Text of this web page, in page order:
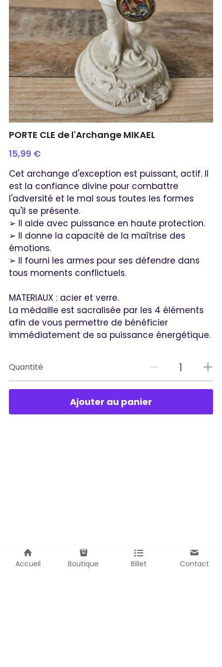
PORTE CLE de l'Archange MIKAEL
15,99 €
Cet archange d'exception est puissant, actif. Il
est la confiance divine pour combattre
l'adversité et le mal sous toutes les formes
qu'il se présente.
➢ Il aide avec puissance en haute protection.
➢ Il donne la capacité de la maîtrise des
émotions.
➢ Il fourni les armes pour ses défendre dans
tous moments conflictuels.
MATERIAUX : acier et verre.
La médaille est sacralisée par les 4 éléments
afin de vous permettre de bénéficier
immédiatement de sa puissance énergétique.
Quantité
Ajouter au panier
Accueil Boutique Billet Contact